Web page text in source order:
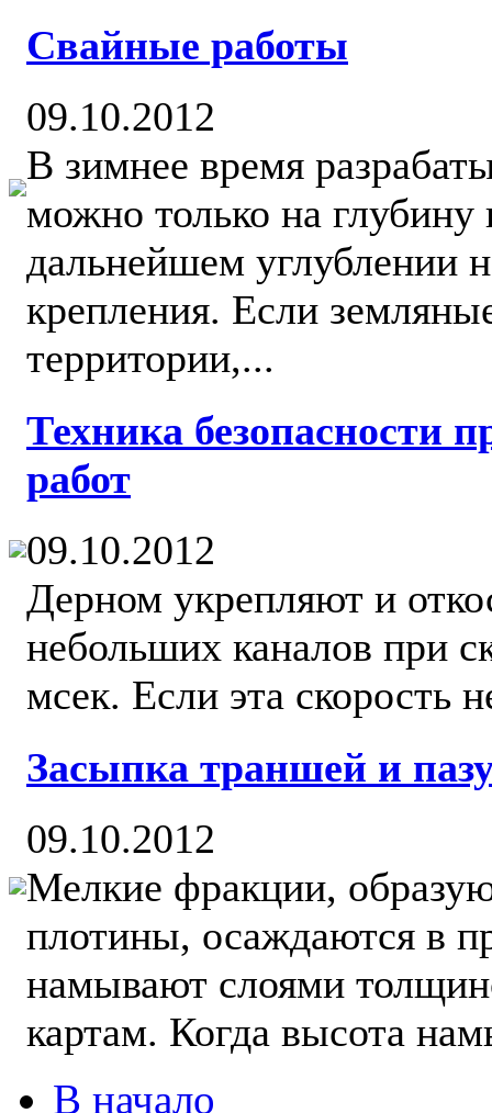
Свайные работы
09.10.2012
В зимнее время
можно только на глубину
дальнейшем углублении
крепления. Если
территории,...
Техника безопасности
работ
09.10.2012
Дерном укрепляют и
небольших каналов при
мсек. Если эта скорость
Засыпка траншей и
09.10.2012
Мелкие фракции,
плотины, осаждаются в
намывают слоями
картам. Когда высота
В начало